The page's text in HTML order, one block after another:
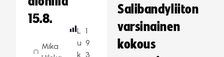
15.8.
Mika
L
u
k
1
9
3
Salibandyliiton
varsinainen
kokous